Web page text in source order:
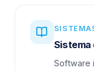
Sistema
Software